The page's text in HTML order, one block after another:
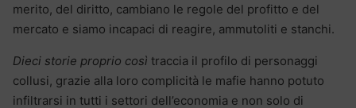
merito, del diritto, cambiano le regole del profitto e del
mercato e siamo incapaci di reagire, ammutoliti e stanchi.
Dieci storie proprio così traccia il profilo di personaggi
collusi, grazie alla loro complicità le mafie hanno potuto
infiltrarsi in tutti i settori dell’economia e non solo di